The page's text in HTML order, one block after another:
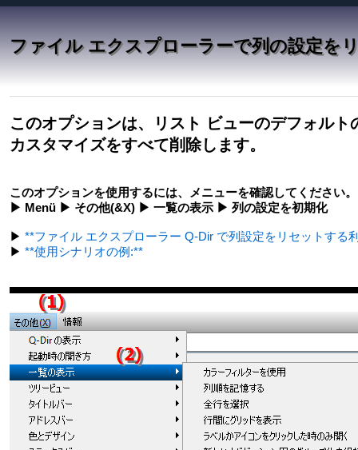
ファイル エクスプローラーで列の設定を
このオプションは、リスト ビューのデフォル
カスタマイズをすべて削除します。
このオプションを使用するには、メニューを確認してください
▶ Menü ▶ その他(&X) ▶ 一覧の表示 ▶ 列の設定を初期化
▶ **ファイル エクスプローラー Q-Dir で列設定をリセットする
▶ **使用シナリオの例:**